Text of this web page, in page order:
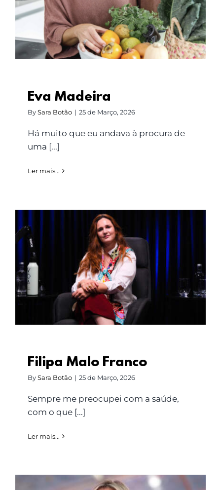
Eva Madeira
BySara Botão | 25 de Março, 2026
Há muito que eu andava à procura de
uma [...]
Ler mais...
Filipa Malo Franco
Filipa Malo Franco
BySara Botão | 25 de Março, 2026
Sempre me preocupei com a saúde,
com o que [...]
Ler mais...